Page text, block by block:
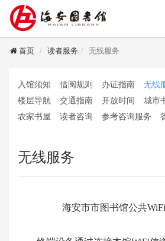
读者登录
首页 读者服务 无线服务
入馆须知 借阅规则 办证指南 无线
楼层导航
交通指南 开放时间 城市
农家书屋
读者咨询 参考咨询服务
无线服务
海安市市图书馆公共